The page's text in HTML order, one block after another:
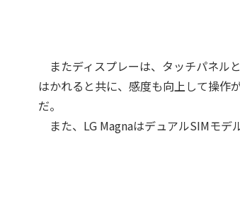
またディスプレーは、タッチパネル
はかれると共に、感度も向上して操作
だ。
また、LG MagnaはデュアルSIMモデ